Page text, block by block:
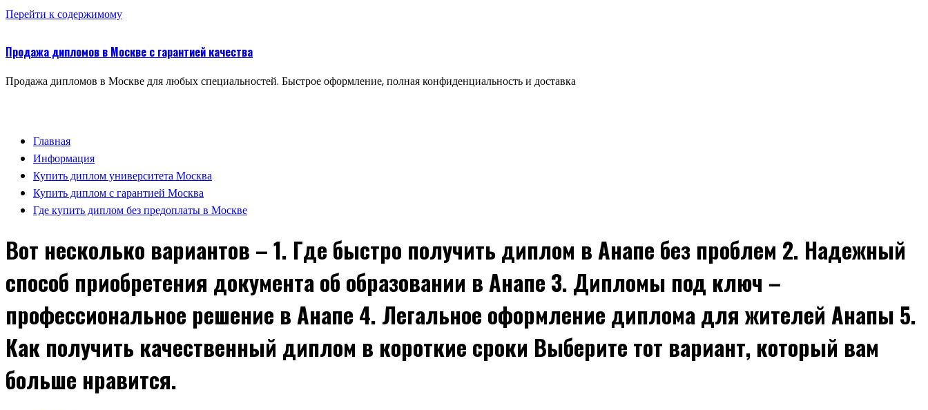
Перейти к содержимому
Продажа дипломов в Москве с гарантией качества
Продажа дипломов в Москве для любых специальностей. Быстрое оформление, полная конфиденциальность и доставка
Главная
Информация
Купить диплом университета Москва
Купить диплом с гарантией Москва
Где купить диплом без предоплаты в Москве
Вот несколько вариантов – 1. Где быстро получить диплом в Анапе без проблем 2. Надежный
способ приобретения документа об образовании в Анапе 3. Дипломы под ключ –
профессиональное решение в Анапе 4. Легальное оформление диплома для жителей Анапы 5.
Как получить качественный диплом в короткие сроки Выберите тот вариант, который вам
больше нравится.